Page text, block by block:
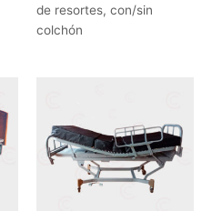
de resortes, con/sin
colchón